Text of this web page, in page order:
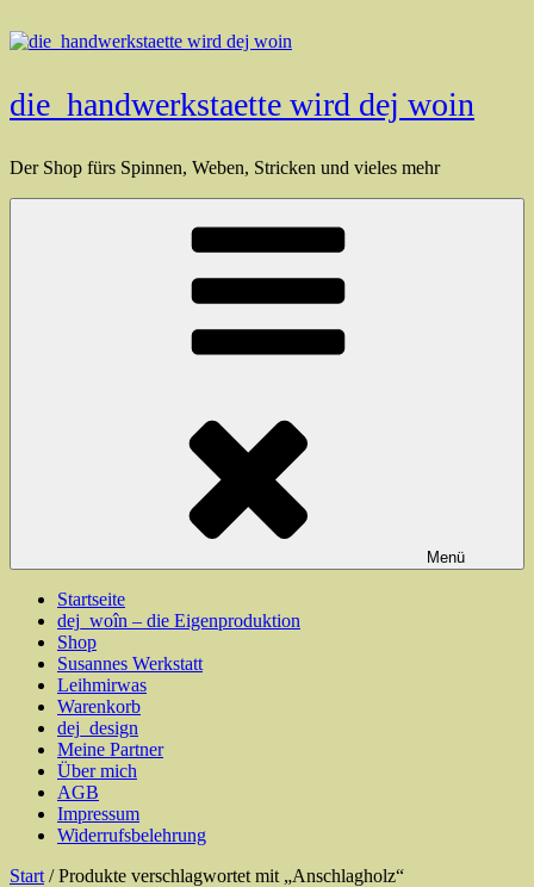
Inhalt
die_handwerkstaette wird dej woin
Der Shop fürs Spinnen, Weben, Stricken und vieles mehr
Menü
Startseite
dej_woîn – die Eigenproduktion
Shop
Susannes Werkstatt
Leihmirwas
Warenkorb
dej_design
Meine Partner
Über mich
AGB
Impressum
Widerrufsbelehrung
Start / Produkte verschlagwortet mit „Anschlagholz“